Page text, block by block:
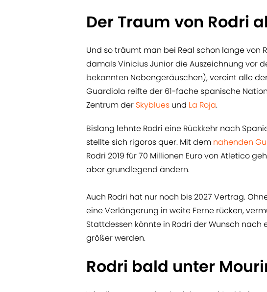
Der Traum von Rodri
Und so träumt man bei Real schon lange von
damals Vinicius Junior die Auszeichnung vor
bekannten Nebengeräuschen), vereint alle
Guardiola reifte der 61-fache spanische
Zentrum der Skyblues und La Roja.
Bislang lehnte Rodri eine Rückkehr nach
stellte sich rigoros quer. Mit dem nahenden
Rodri 2019 für 70 Millionen Euro von Atletico
aber grundlegend ändern.
Auch Rodri hat nur noch bis 2027 Vertrag.
eine Verlängerung in weite Ferne rücken,
Stattdessen könnte in Rodri der Wunsch nach
größer werden.
Rodri bald unter